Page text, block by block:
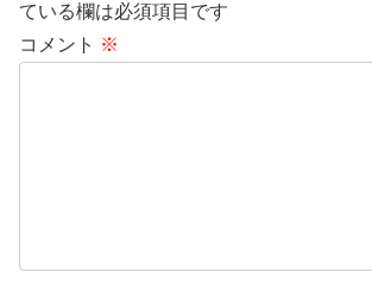
ている欄は必須項目です
コメント ※